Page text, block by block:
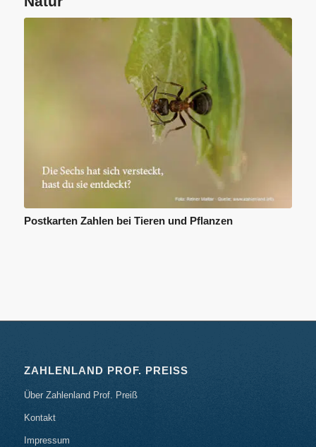
Postkarten Zahlen bei Tieren und Pflanzen
ZAHLENLAND PROF. PREISS
Über Zahlenland Prof. Preiß
Kontakt
Impressum